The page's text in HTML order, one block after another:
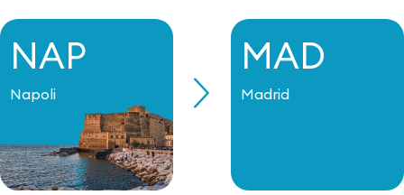
NAP
Napoli
MAD
Madrid